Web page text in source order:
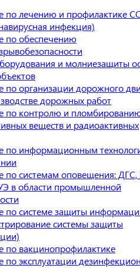
по лечению и профилактике
инфекция)
по обеспечению
и молниезащиты
по организации дорожного
дорожных работ
по контролю и
веществ и радиоактивных
по информационным
по системам оповещения: ДГС,
в области промышленной
по системе защиты
системы защиты
по вакцинопрофилактике
по эксплуатации